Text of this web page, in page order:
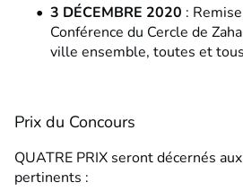
3 DÉCEMBRE 2020 :
Conférence du Cercle de
ville ensemble, toutes et
Prix du Concours
QUATRE PRIX seront décernés
pertinents :